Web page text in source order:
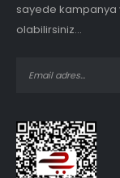
sayede
olabilirsiniz...